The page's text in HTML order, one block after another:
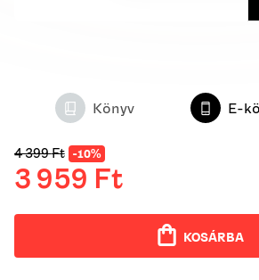
Könyv E-
4 399Ft -10%
3 959 Ft
KOSÁRBA